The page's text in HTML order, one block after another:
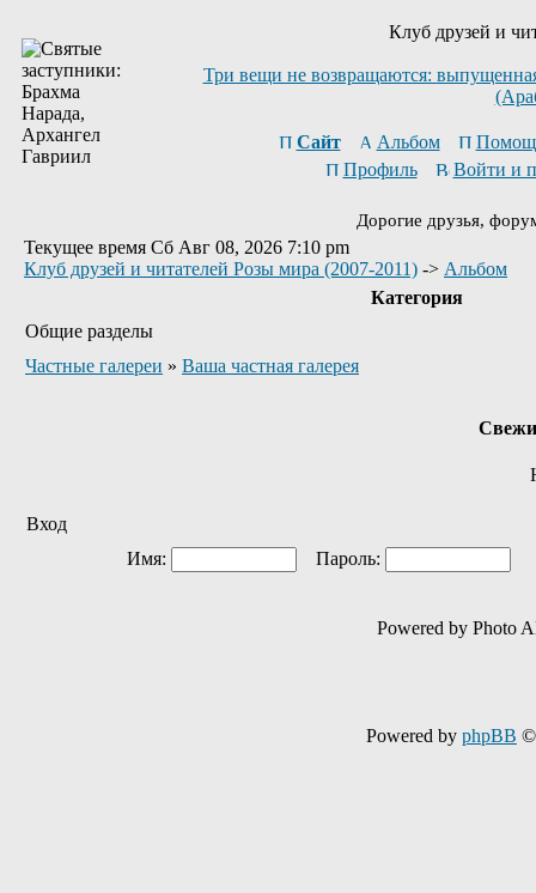
Клуб друзей и
Три вещи не возвращаются:
Сайт Альбом
Профиль
Войти и
Дорогие друзья,
Текущее время Сб Авг 08, 2026 7:10 pm
Клуб друзей и читателей Розы мира (2007-2011) -> Альбом
Категория
Общие разделы
Частные галереи » Ваша частная галерея
Вход
Имя:
Пароль:
Powered by Photo
Powered by phpBB ©